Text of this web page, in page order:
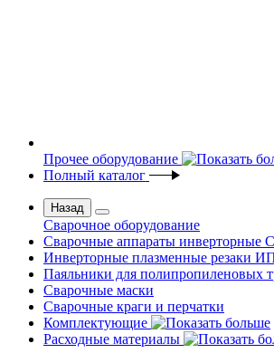
Прочее оборудование
Полный каталог
Назад
Сварочное оборудование
Сварочные аппараты инверторные
Инверторные плазменные резаки
Паяльники для полипропиленовых
Сварочные маски
Сварочные краги и перчатки
Комплектующие
Расходные материалы